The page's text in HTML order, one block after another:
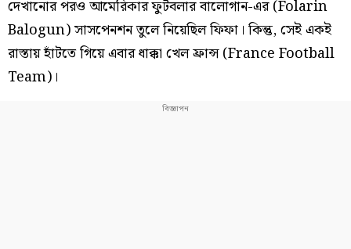
দেখানোর পরও আমেরিকার ফুটবলার বালোগান-এর (Folarin
Balogun) সাসপেনশন তুলে নিয়েছিল ফিফা। কিন্তু, সেই একই
রাস্তায় হাঁটতে গিয়ে এবার ধাক্কা খেল ফ্রান্স (France Football
Team)।